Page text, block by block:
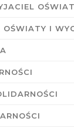
OŚWIATY I